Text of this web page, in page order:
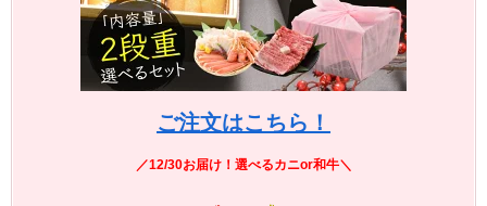
ご注文はこちら！
／12/30お届け！選べるカニor和牛＼